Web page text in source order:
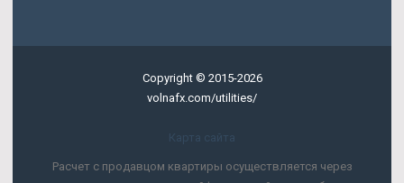
Copyright © 2015-2026
volnafx.com/utilities/
Карта сайта
Расчет с продавцом квартиры осуществляется через